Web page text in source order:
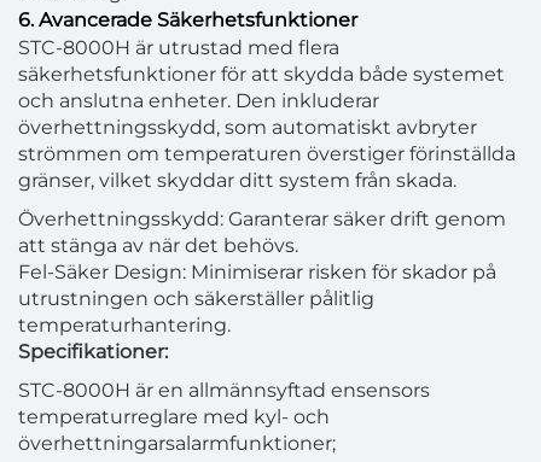
6. Avancerade Säkerhetsfunktioner
STC-8000H är utrustad med flera
säkerhetsfunktioner för att skydda både systemet
och anslutna enheter. Den inkluderar
överhettningsskydd, som automatiskt avbryter
strömmen om temperaturen överstiger förinställda
gränser, vilket skyddar ditt system från skada.
Överhettningsskydd: Garanterar säker drift genom
att stänga av när det behövs.
Fel-Säker Design: Minimiserar risken för skador på
utrustningen och säkerställer pålitlig
temperaturhantering.
Specifikationer:
STC-8000H är en allmännsyftad ensensors
temperaturreglare med kyl- och
överhettningarsalarmfunktioner;